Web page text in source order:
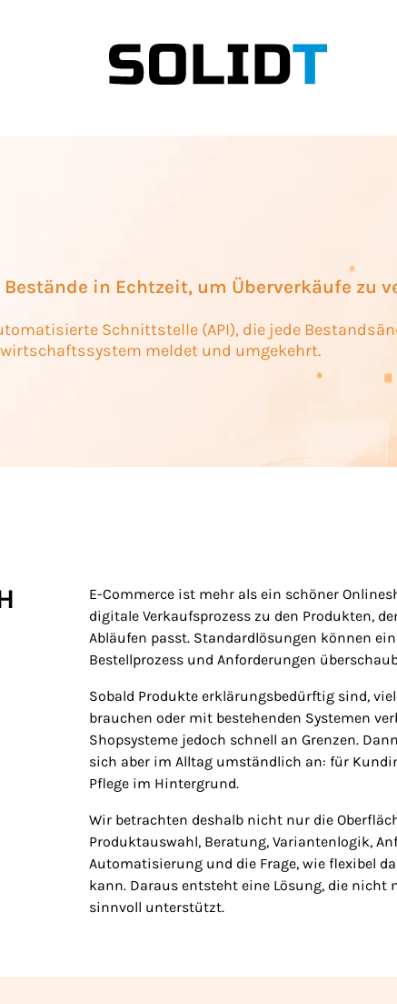
in Echtzeit, um Überverkäufe zu
Schnittstelle (API), die jede
meldet und umgekehrt.
E-Commerce ist mehr als ein schöner
digitale Verkaufsprozess zu den Produkten,
Abläufen passt. Standardlösungen können
Bestellprozess und Anforderungen
Sobald Produkte erklärungsbedürftig sind,
brauchen oder mit bestehenden Systemen
Shopsysteme jedoch schnell an Grenzen.
sich aber im Alltag umständlich an: für
Pflege im Hintergrund.
Wir betrachten deshalb nicht nur die
Produktauswahl, Beratung, Variantenlogik,
Automatisierung und die Frage, wie flexibel
kann. Daraus entsteht eine Lösung, die
sinnvoll unterstützt.